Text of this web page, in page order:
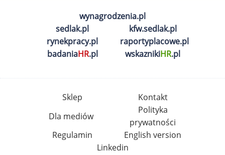
wynagrodzenia.pl
sedlak.pl
kfw.sedlak.pl
rynekpracy.pl
raportyplacowe.pl
badaniaHR.pl wskaznikiHR.pl
Sklep
Kontakt
Dla mediów
Polityka
prywatności
Regulamin
English version
Linkedin